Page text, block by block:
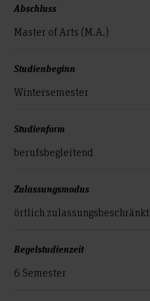
Abschluss
Master of Arts (M.A.)
Studienbeginn
Wintersemester
Studienform
berufsbegleitend
Zulassungsmodus
örtlich zulassungs­beschränkt
Regelstudienzeit
6 Semester